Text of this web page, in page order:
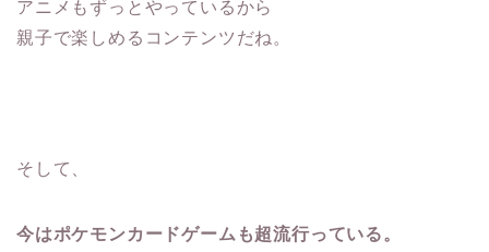
アニメもずっとやっているから
親子で楽しめるコンテンツだね。
そして、
今はポケモンカードゲームも超流行っている。